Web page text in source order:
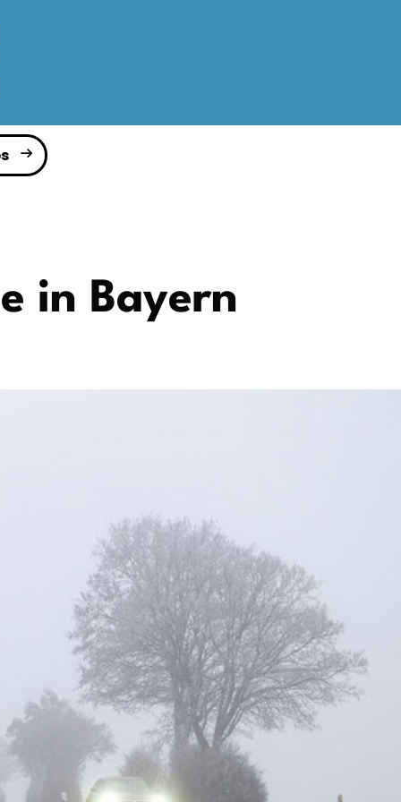
in Bayern